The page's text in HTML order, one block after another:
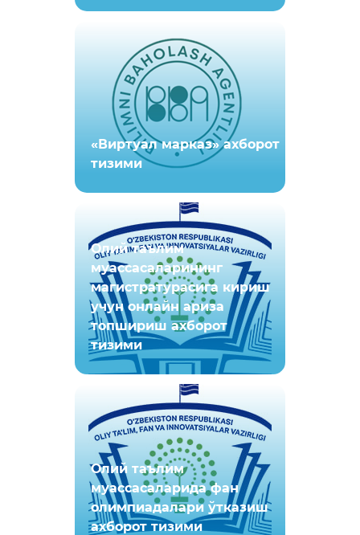
«Виртуал марказ» ахборот
тизими
Олий таълим
муассасаларининг
магистратурасига кириш
учун онлайн ариза
топшириш ахборот
тизими
Олий таълим
муассасаларида фан
олимпиадалари ўтказиш
ахборот тизими